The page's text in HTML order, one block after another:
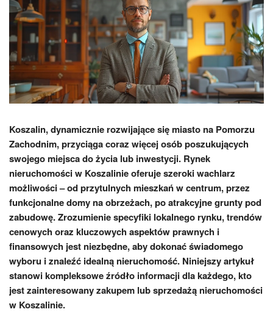
Koszalin, dynamicznie rozwijające się miasto na Pomorzu
Zachodnim, przyciąga coraz więcej osób poszukujących
swojego miejsca do życia lub inwestycji. Rynek
nieruchomości w Koszalinie oferuje szeroki wachlarz
możliwości – od przytulnych mieszkań w centrum, przez
funkcjonalne domy na obrzeżach, po atrakcyjne grunty pod
zabudowę. Zrozumienie specyfiki lokalnego rynku, trendów
cenowych oraz kluczowych aspektów prawnych i
finansowych jest niezbędne, aby dokonać świadomego
wyboru i znaleźć idealną nieruchomość. Niniejszy artykuł
stanowi kompleksowe źródło informacji dla każdego, kto
jest zainteresowany zakupem lub sprzedażą nieruchomości
w Koszalinie.